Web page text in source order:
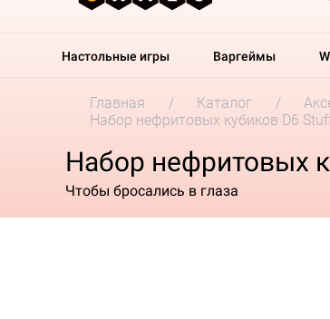
Настольные игры Варгеймы
Главная Каталог
Набор нефритовых кубиков D6
Набор нефритовых
Чтобы бросались в глаза